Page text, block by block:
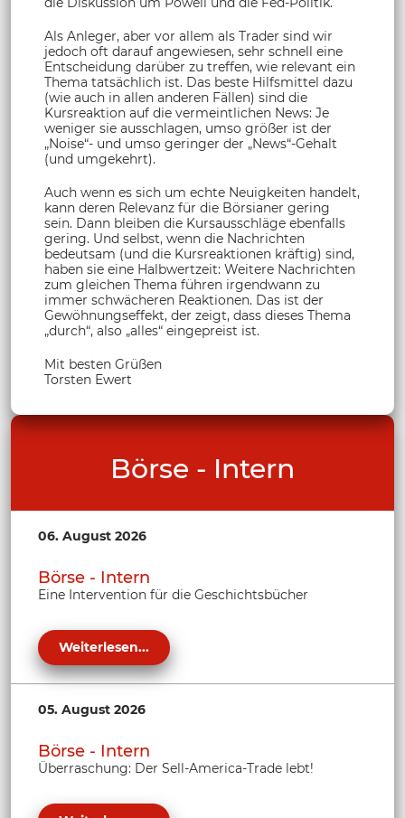
Als Anleger, aber vor allem als Trader sind wir
jedoch oft darauf angewiesen, sehr schnell eine
Entscheidung darüber zu treffen, wie relevant ein
Thema tatsächlich ist. Das beste Hilfsmittel dazu
(wie auch in allen anderen Fällen) sind die
Kursreaktion auf die vermeintlichen News: Je
weniger sie ausschlagen, umso größer ist der
„Noise“- und umso geringer der „News“-Gehalt
(und umgekehrt).
Auch wenn es sich um echte Neuigkeiten handelt,
kann deren Relevanz für die Börsianer gering
sein. Dann bleiben die Kursausschläge ebenfalls
gering. Und selbst, wenn die Nachrichten
bedeutsam (und die Kursreaktionen kräftig) sind,
haben sie eine Halbwertzeit: Weitere Nachrichten
zum gleichen Thema führen irgendwann zu
immer schwächeren Reaktionen. Das ist der
Gewöhnungseffekt, der zeigt, dass dieses Thema
„durch“, also „alles“ eingepreist ist.
Mit besten Grüßen
Torsten Ewert
Börse - Intern
06. August 2026
Börse - Intern
Eine Intervention für die Geschichtsbücher
Weiterlesen...
05. August 2026
Börse - Intern
Überraschung: Der Sell-America-Trade lebt!